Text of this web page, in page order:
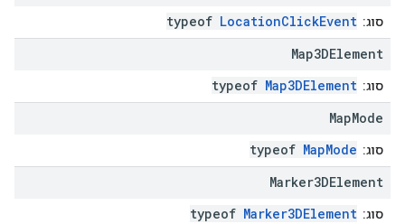
סוג: typeof LocationClickEvent
Map3DElement
סוג: typeof Map3DElement
MapMode
סוג: typeof MapMode
Marker3DElement
סוג: typeof Marker3DElement